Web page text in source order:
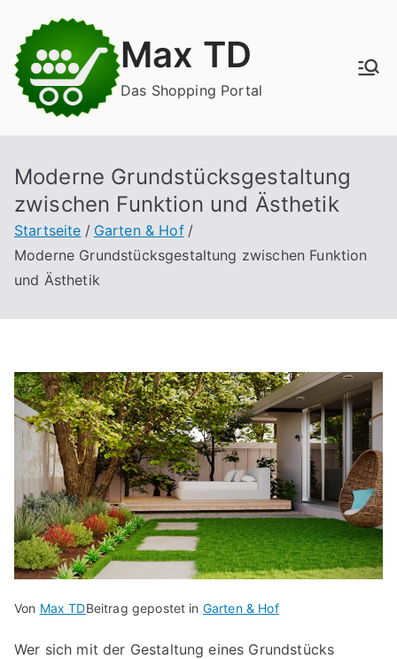
Inhalt
springen
Max TD
Das Shopping Portal
Moderne Grundstücksgestaltung
zwischen Funktion und Ästhetik
Startseite
Garten & Hof
Moderne Grundstücksgestaltung zwischen Funktion
und Ästhetik
Von Max TDBeitrag gepostet in Garten & Hof
Wer sich mit der Gestaltung eines Grundstücks